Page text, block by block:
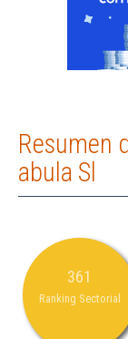
Resumen
abula Sl
361
Ranking Sectorial